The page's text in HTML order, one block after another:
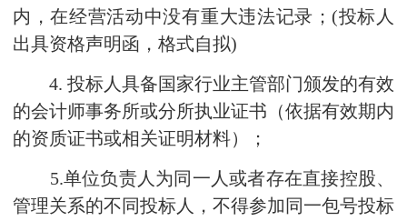
内，在经营活动中没有重大违法记录；(投标人
出具资格声明函，格式自拟)
4. 投标人具备国家行业主管部门颁发的有效
的会计师事务所或分所执业证书（依据有效期内
的资质证书或相关证明材料）；
5.单位负责人为同一人或者存在直接控股、
管理关系的不同投标人，不得参加同一包号投标